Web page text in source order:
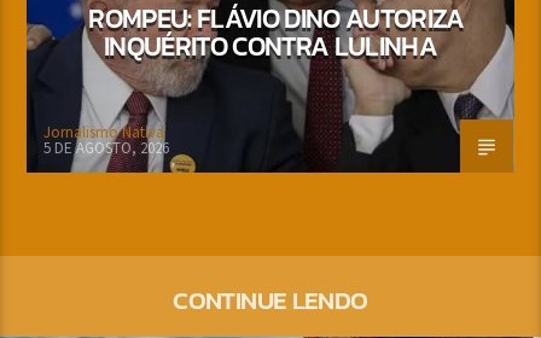
ROMPEU: FLÁVIO DINO AUTORIZA
INQUÉRITO CONTRA LULINHA
Jornalismo Nativa
5 DE AGOSTO, 2026
CONTINUE LENDO